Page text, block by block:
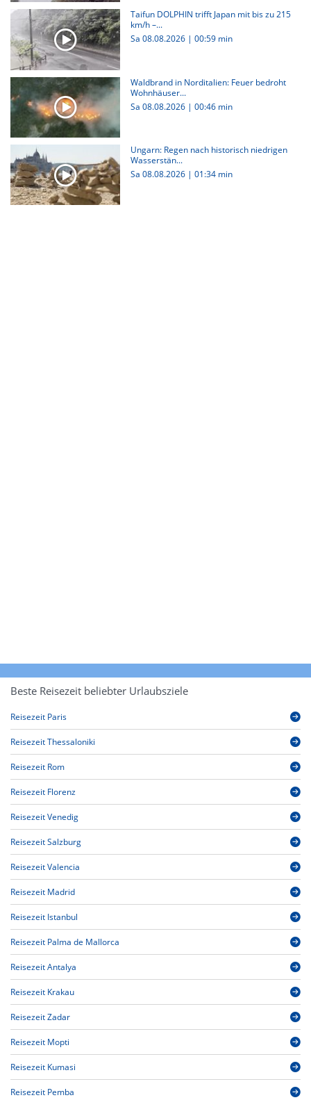
Taifun DOLPHIN trifft Japan mit bis zu 215
km/h –...
Sa 08.08.2026 | 00:59 min
Waldbrand in Norditalien: Feuer bedroht
Wohnhäuser...
Sa 08.08.2026 | 00:46 min
Ungarn: Regen nach historisch niedrigen
Wasserstän...
Sa 08.08.2026 | 01:34 min
Beste Reisezeit beliebter Urlaubsziele
Reisezeit Paris
Reisezeit Thessaloniki
Reisezeit Rom
Reisezeit Florenz
Reisezeit Venedig
Reisezeit Salzburg
Reisezeit Valencia
Reisezeit Madrid
Reisezeit Istanbul
Reisezeit Palma de Mallorca
Reisezeit Antalya
Reisezeit Krakau
Reisezeit Zadar
Reisezeit Mopti
Reisezeit Kumasi
Reisezeit Pemba